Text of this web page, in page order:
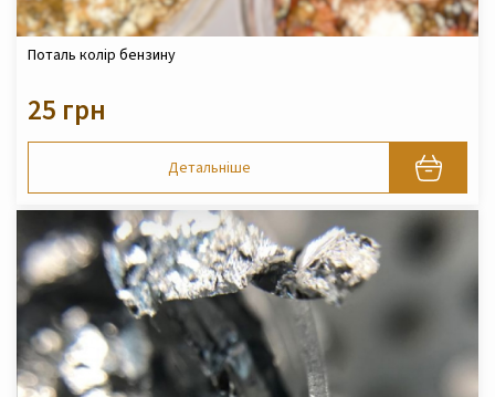
Поталь колір бензину
25 грн
Детальніше